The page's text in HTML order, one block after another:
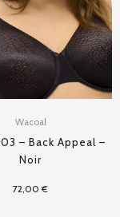
Wacoal
– Back Appeal –
Noir
72,00€